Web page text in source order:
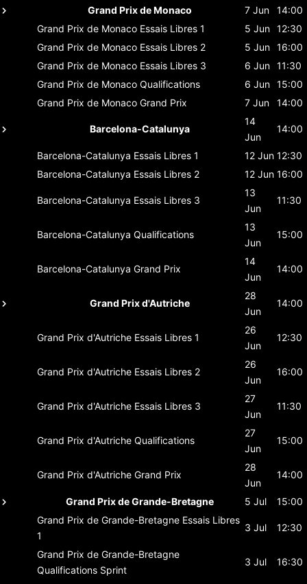
Grand Prix de Monaco 7 Jun
14:00
Grand Prix de Monaco Essais Libres 1 5 Jun 12:30
Grand Prix de Monaco Essais Libres 2 5 Jun 16:00
Grand Prix de Monaco Essais Libres 3 6 Jun 11:30
Grand Prix de Monaco Qualifications 6 Jun 15:00
Grand Prix de Monaco Grand Prix 7 Jun 14:00
Barcelona-Catalunya
14
Jun
14:00
Barcelona-Catalunya Essais Libres 1 12 Jun 12:30
Barcelona-Catalunya Essais Libres 2 12 Jun 16:00
Barcelona-Catalunya Essais Libres 3
13
Jun
11:30
Barcelona-Catalunya Qualifications
13
Jun
15:00
Barcelona-Catalunya Grand Prix
14
Jun
14:00
Grand Prix d'Autriche
28
Jun
14:00
Grand Prix d'Autriche Essais Libres 1
26
Jun
12:30
Grand Prix d'Autriche Essais Libres 2
26
Jun
16:00
Grand Prix d'Autriche Essais Libres 3
27
Jun
11:30
Grand Prix d'Autriche Qualifications
27
Jun
15:00
Grand Prix d'Autriche Grand Prix
28
Jun
14:00
Grand Prix de Grande-Bretagne 5 Jul
15:00
Grand Prix de Grande-Bretagne Essais Libres
1
3 Jul 12:30
Grand Prix de Grande-Bretagne
Qualifications Sprint
3 Jul 16:30